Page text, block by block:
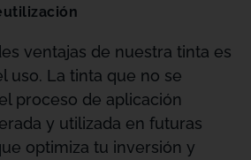
ventajas de nuestra tinta es
uso. La tinta que no se
proceso de aplicación
y utilizada en futuras
optimiza tu inversión y